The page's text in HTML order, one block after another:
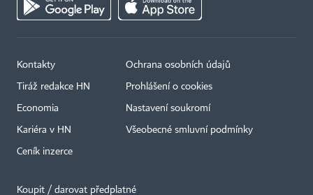
Kontakty
Tiráž redakce HN
Economia
Kariéra v HN
Ceník inzerce
Ochrana osobních údajů
Prohlášení o cookies
Nastavení soukromí
Všeobecné smluvní podmínky
Koupit / darovat předplatné